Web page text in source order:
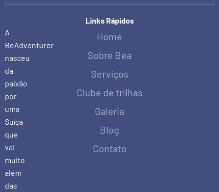
A
BeAdventurer
nasceu
da
paixão
por
uma
Suíça
que
vai
muito
além
das
Links Rápidos
Home
Sobre Bea
Serviços
Clube de trilhas
Galeria
Blog
Contato